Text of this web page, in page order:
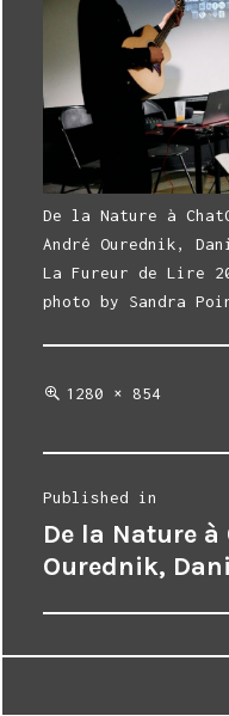
De la Nature à
André Ourednik,
La Fureur de Lire
photo by Sandra
Full
1280 × 854
Post
navigation
Published in
De la Nature à
Ourednik,